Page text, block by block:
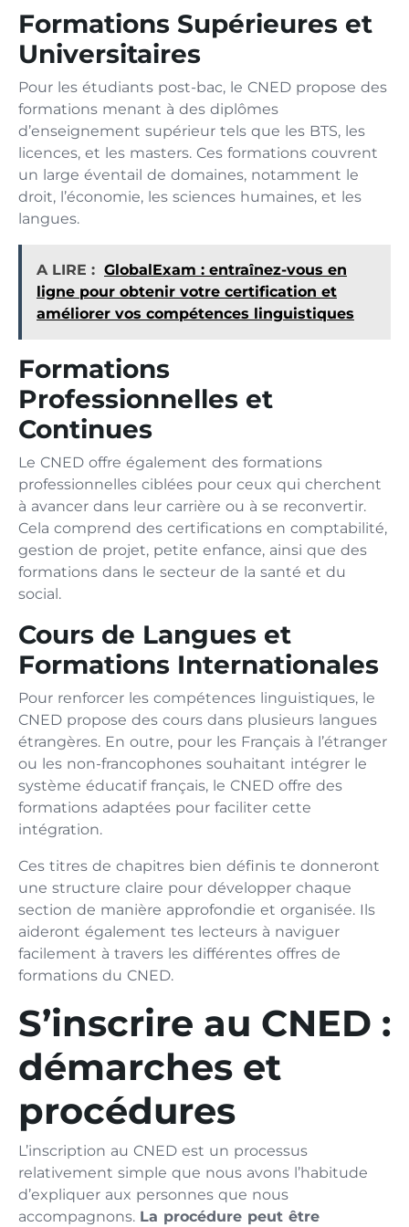
Formations Supérieures et
Universitaires
Pour les étudiants post-bac, le CNED propose des
formations menant à des diplômes
d’enseignement supérieur tels que les BTS, les
licences, et les masters. Ces formations couvrent
un large éventail de domaines, notamment le
droit, l’économie, les sciences humaines, et les
langues.
A LIRE : GlobalExam : entraînez-vous en
ligne pour obtenir votre certification et
améliorer vos compétences linguistiques
Formations
Professionnelles et
Continues
Le CNED offre également des formations
professionnelles ciblées pour ceux qui cherchent
à avancer dans leur carrière ou à se reconvertir.
Cela comprend des certifications en comptabilité,
gestion de projet, petite enfance, ainsi que des
formations dans le secteur de la santé et du
social.
Cours de Langues et
Formations Internationales
Pour renforcer les compétences linguistiques, le
CNED propose des cours dans plusieurs langues
étrangères. En outre, pour les Français à l’étranger
ou les non-francophones souhaitant intégrer le
système éducatif français, le CNED offre des
formations adaptées pour faciliter cette
intégration.
Ces titres de chapitres bien définis te donneront
une structure claire pour développer chaque
section de manière approfondie et organisée. Ils
aideront également tes lecteurs à naviguer
facilement à travers les différentes offres de
formations du CNED.
S’inscrire au CNED :
démarches et
procédures
L’inscription au CNED est un processus
relativement simple que nous avons l’habitude
d’expliquer aux personnes que nous
accompagnons. La procédure peut être